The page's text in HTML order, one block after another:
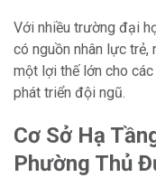
Với nhiều trường đại
có nguồn nhân lực
một lợi thế lớn cho
phát triển đội ngũ.
Cơ Sở Hạ
Phường Thủ